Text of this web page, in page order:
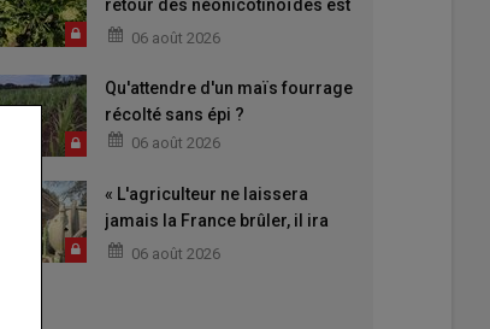
retour des néonicotinoïdes est
attendu
06 août 2026
Qu'attendre d'un maïs fourrage
récolté sans épi ?
06 août 2026
« L'agriculteur ne laissera
jamais la France brûler, il ira
aider »06 août 2026